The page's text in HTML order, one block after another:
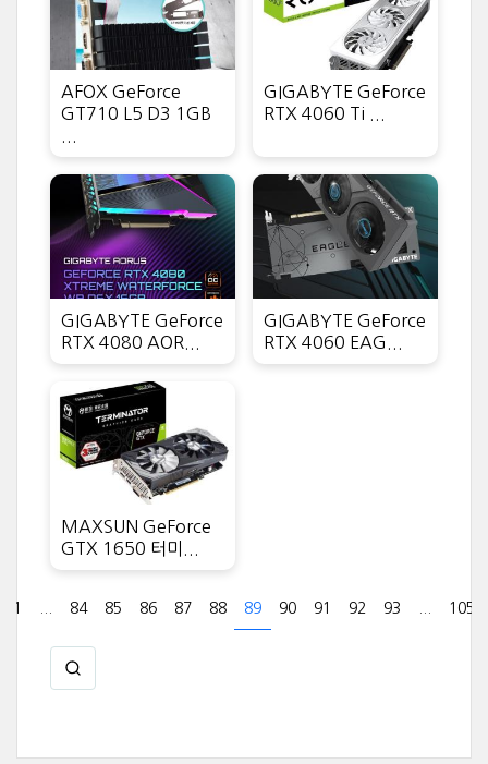
AFOX GeForce
GT710 L5 D3 1GB
GIGABYTE GeForce
RTX 4060 Ti ...
GIGABYTE GeForce
RTX 4080 AOR...
GIGABYTE GeForce
RTX 4060 EAG...
MAXSUN GeForce
GTX 1650 터미...
1 84 85 86 87 88 89 90 91 92 93 105